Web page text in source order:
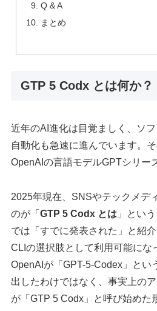
Q & A
まとめ
GTP 5 Codx とは何か？
近年のAI進化は目覚ましく、ソ
自動化も急速に進んでいます。
OpenAIの言語モデルGPTシリー
2025年現在、SNSやテックメデ
のが「GTP 5 Codx とは 」とい
では「すでに発表された」と紹
CLIの選択肢として利用可能にな
OpenAIが「GPT-5-Codex」とい
出したわけではなく、事実上の
が「GTP 5 Codx」と呼び始めた